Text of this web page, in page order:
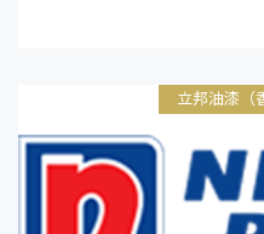
立邦油漆（